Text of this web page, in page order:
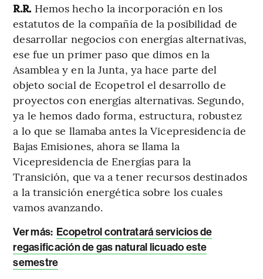
R.R. Hemos hecho la incorporación en los
estatutos de la compañía de la posibilidad de
desarrollar negocios con energías alternativas,
ese fue un primer paso que dimos en la
Asamblea y en la Junta, ya hace parte del
objeto social de Ecopetrol el desarrollo de
proyectos con energías alternativas. Segundo,
ya le hemos dado forma, estructura, robustez
a lo que se llamaba antes la Vicepresidencia de
Bajas Emisiones, ahora se llama la
Vicepresidencia de Energías para la
Transición, que va a tener recursos destinados
a la transición energética sobre los cuales
vamos avanzando.
Ver más: Ecopetrol contratará servicios de
regasificación de gas natural licuado este
semestre